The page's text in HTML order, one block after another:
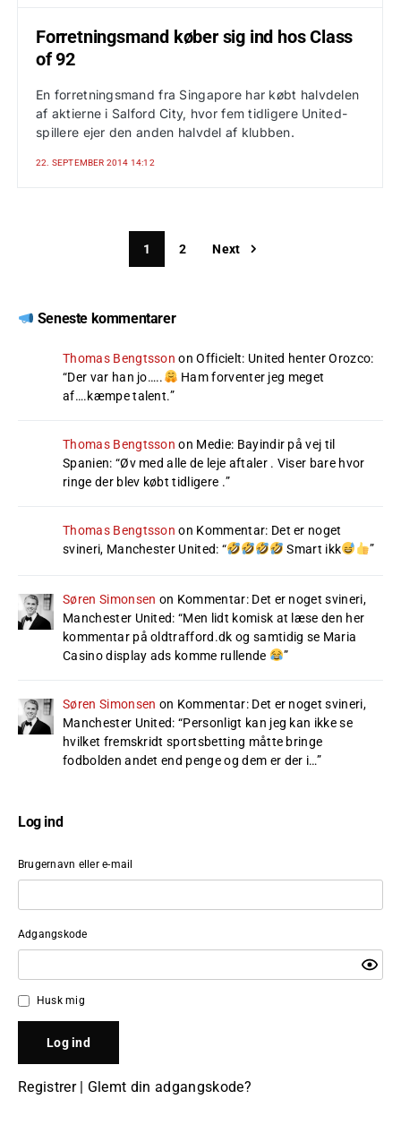
Forretningsmand køber sig ind hos Class
of 92
En forretningsmand fra Singapore har købt halvdelen
af aktierne i Salford City, hvor fem tidligere United-
spillere ejer den anden halvdel af klubben.
22. SEPTEMBER 2014 14:12
1 2 Next
Seneste kommentarer
Thomas Bengtsson onOfficielt: United henter Orozco:
“Der var han jo…..
Ham forventer jeg meget
af….kæmpe talent.”
Thomas Bengtsson on Medie: Bayindir på vej til
Spanien: “Øv med alle de leje aftaler . Viser bare hvor
ringe der blev købt tidligere .”
Thomas Bengtsson on Kommentar: Det er noget
svineri, Manchester United: “ Smart ikk ”
Søren Simonsen on Kommentar: Det er noget svineri,
Manchester United: “Men lidt komisk at læse den her
kommentar på oldtrafford.dk og samtidig se Maria
Casino display ads komme rullende
”
Søren Simonsen on Kommentar: Det er noget svineri,
Manchester United: “Personligt kan jeg kan ikke se
hvilket fremskridt sportsbetting måtte bringe
fodbolden andet end penge og dem er der i…”
Log ind
Brugernavn eller e-mail
Adgangskode
Husk mig
Registrer| Glemt din adgangskode?